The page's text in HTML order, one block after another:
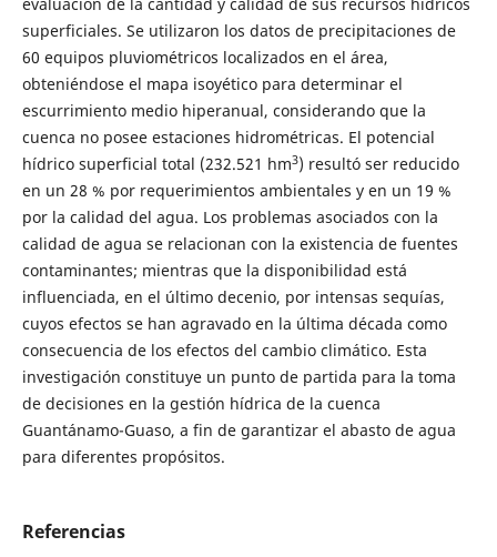
superficiales. Se utilizaron los datos de precipitaciones de
60 equipos pluviométricos localizados en el área,
obteniéndose el mapa isoyético para determinar el
escurrimiento medio hiperanual, considerando que la
cuenca no posee estaciones hidrométricas. El potencial
hídrico superficial total (232.521 hm3) resultó ser reducido
en un 28 % por requerimientos ambientales y en un 19 %
por la calidad del agua. Los problemas asociados con la
calidad de agua se relacionan con la existencia de fuentes
contaminantes; mientras que la disponibilidad está
influenciada, en el último decenio, por intensas sequías,
cuyos efectos se han agravado en la última década como
consecuencia de los efectos del cambio climático. Esta
investigación constituye un punto de partida para la toma
de decisiones en la gestión hídrica de la cuenca
Guantánamo-Guaso, a fin de garantizar el abasto de agua
para diferentes propósitos.
Referencias